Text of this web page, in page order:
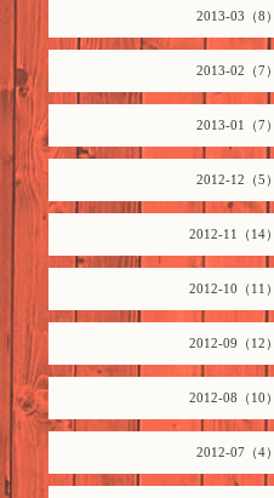
2013-03（8）
2013-02（7）
2013-01（7）
2012-12（5）
2012-11（14）
2012-10（11）
2012-09（12）
2012-08（10）
2012-07（4）